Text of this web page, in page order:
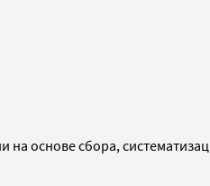
основе сбора,